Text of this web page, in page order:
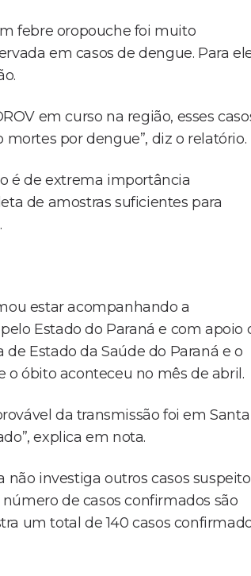
febre oropouche foi muito
em casos de dengue. Para
em curso na região, esses
por dengue”, diz o relatório.
é de extrema importância
de amostras suficientes para
estar acompanhando a
Estado do Paraná e com apoio
Estado da Saúde do Paraná e o
o óbito aconteceu no mês de abril.
da transmissão foi em Santa
explica em nota.
investiga outros casos
de casos confirmados são
um total de 140 casos